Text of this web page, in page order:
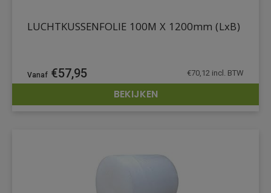
DETAILS
LUCHTKUSSENFOLIE 100M X 1200mm (LxB)
€57,95 €70,12 incl. BTW
BEKIJKEN